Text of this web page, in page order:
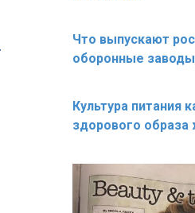
Что выпускают
оборонные
Культура питания
здорового образа